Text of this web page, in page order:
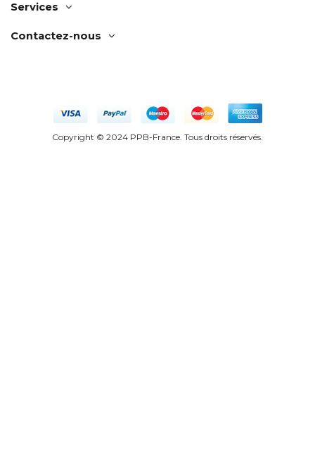
Services
Contactez-nous
Copyright © 2024 PPB-France. Tous droits réservés.